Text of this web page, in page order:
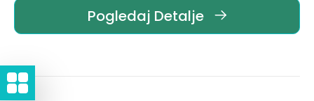
Pogledaj Detalje